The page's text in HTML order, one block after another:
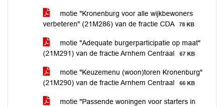
motie "Kronenburg voor alle wijkbewoners
verbeteren" (21M286) van de fractie CDA
78 KB
motie "Adequate burgerparticipatie op maat"
(21M291) van de fractie Arnhem Centraal
67 KB
motie "Keuzemenu (woon)toren Kronenburg"
(21M290) van de fractie Arnhem Centraal
66 KB
motie "Passende woningen voor starters in